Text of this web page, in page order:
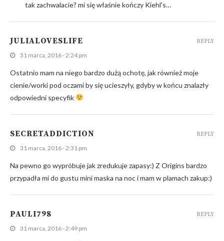
tak zachwalacie? mi się właśnie kończy Kiehl's…
JULIALOVESLIFE
31 marca, 2016 - 2:24 pm
Ostatnio mam na niego bardzo dużą ochotę, jak również moje
cienie/worki pod oczami by się ucieszyły, gdyby w końcu znalazły
odpowiedni specyfik
REPLY
SECRETADDICTION
31 marca, 2016 - 2:31 pm
Na pewno go wypróbuje jak zredukuje zapasy:) Z Origins bardzo
przypadła mi do gustu mini maska na noc i mam w plamach zakup:)
REPLY
PAULI798
31 marca, 2016 - 2:49 pm
REPLY